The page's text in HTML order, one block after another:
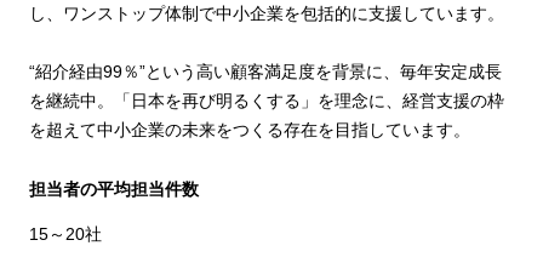
し、ワンストップ体制で中小企業を包括的に支援しています。
“紹介経由99％”という高い顧客満足度を背景に、毎年安定成長
を継続中。「日本を再び明るくする」を理念に、経営支援の枠
を超えて中小企業の未来をつくる存在を目指しています。
担当者の平均担当件数
15～20社